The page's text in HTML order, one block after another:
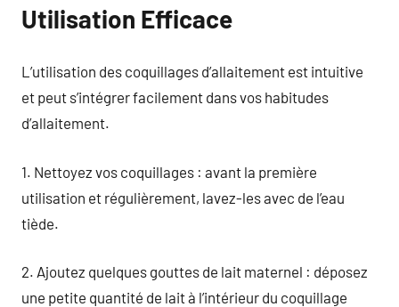
Utilisation Efficace
L’utilisation des coquillages d’allaitement est intuitive
et peut s’intégrer facilement dans vos habitudes
d’allaitement.
1. Nettoyez vos coquillages : avant la première
utilisation et régulièrement, lavez-les avec de l’eau
tiède.
2. Ajoutez quelques gouttes de lait maternel : déposez
une petite quantité de lait à l’intérieur du coquillage